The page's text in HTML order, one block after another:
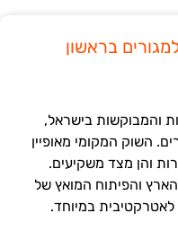
בראשון
והמבוקשות בישראל,
השוק המקומי מאופיין
והן מצד משקיעים.
והפיתוח המואץ של
במיוחד.